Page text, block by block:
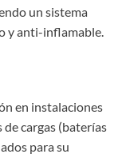
un sistema
y anti-inflamable.
en instalaciones
cargas (baterías
para su